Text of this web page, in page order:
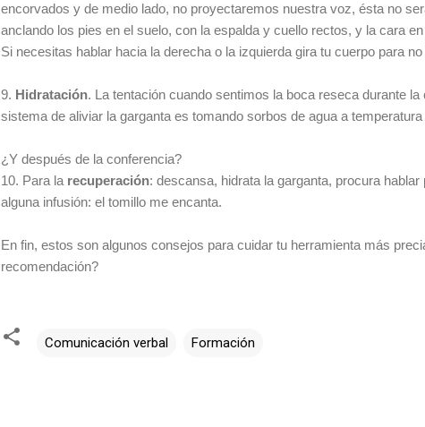
encorvados y de medio lado, no proyectaremos nuestra voz, ésta no
anclando los pies en el suelo, con la espalda y cuello rectos, y la cara
Si necesitas hablar hacia la derecha o la izquierda gira tu cuerpo para
9. Hidratación. La tentación cuando sentimos la boca reseca durante
sistema de aliviar la garganta es tomando sorbos de agua a temperatura
¿Y después de la conferencia?
10. Para la recuperación: descansa, hidrata la garganta, procura
alguna infusión: el tomillo me encanta.
En fin, estos son algunos consejos para cuidar tu herramienta más
recomendación?
Comunicación verbal Formación